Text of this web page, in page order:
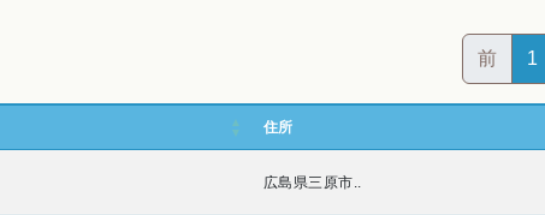
前 1
住所
広島県三原市..